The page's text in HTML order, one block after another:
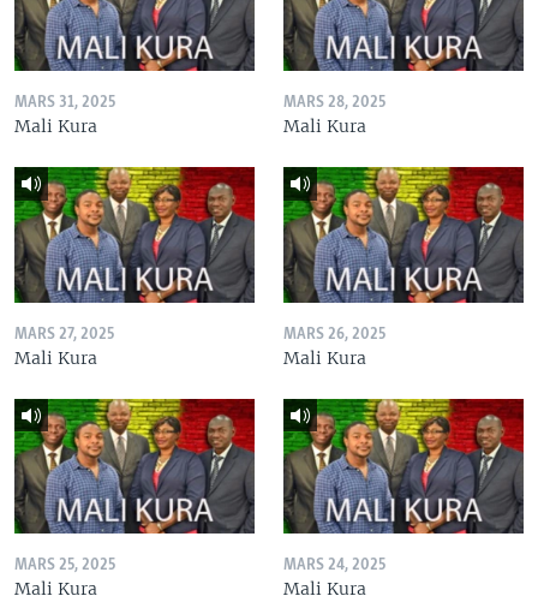
MARS 31, 2025
Mali Kura
MARS 28, 2025
Mali Kura
MARS 27, 2025
Mali Kura
MARS 26, 2025
Mali Kura
MARS 25, 2025
Mali Kura
MARS 24, 2025
Mali Kura